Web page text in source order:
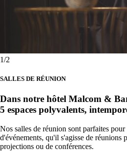
1/2
SALLES DE RÉUNION
Dans notre hôtel Malcom &
5 espaces polyvalents,
Nos salles de réunion sont parfaites
d'événements, qu'il s'agisse de réunions
projections ou de conférences.